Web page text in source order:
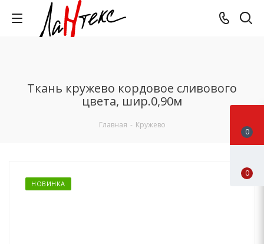
Ткань кружево кордовое сливового
цвета, шир.0,90м
Главная - Кружево
НОВИНКА
0
0